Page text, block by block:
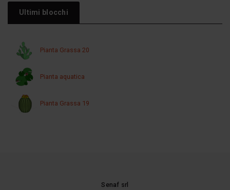
Ultimi blocchi
Pianta Grassa 20
Pianta aquatica
Pianta Grassa 19
Senaf srl